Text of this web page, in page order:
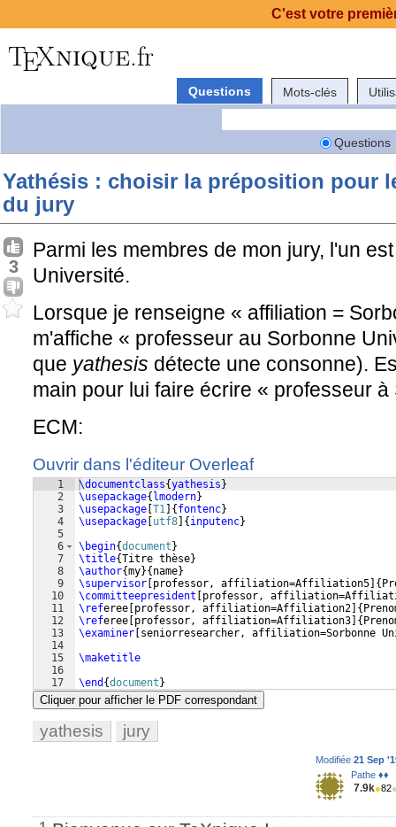
Questions Mots-clés
Questions
Yathésis : choisir la préposition pour
du jury
3
Parmi les membres de mon jury, l'un
Université.
Lorsque je renseigne « affiliation =
m'affiche « professeur au Sorbonne
que yathesis détecte une consonne).
main pour lui faire écrire « professeur
ECM:
Ouvrir dans l'éditeur Overleaf
1
2
3
4
5
6
7
8
9
10
11
12
13
14
15
16
17
\documentclass{yathesis }
\usepackage{ lmodern}
\usepackage T1 { fontenc}
\usepackage utf8 { inputenc}
\begin{document }
\title{Titre thèse}
\author{my}{ name}
\supervisor professor, affiliation=Affiliation5 {
\committeepresident
professor,
\referee professor, affiliation=Affiliation2 {
\referee professor, affiliation=Affiliation3 {
\examiner seniorresearcher, affiliation=Sorbonne
\maketitle
\end {document }
Cliquer pour afficher le PDF correspondant
yathesis jury
Modifiée 21 Sep
Pathe ♦♦
7.9k●82
C'est votre